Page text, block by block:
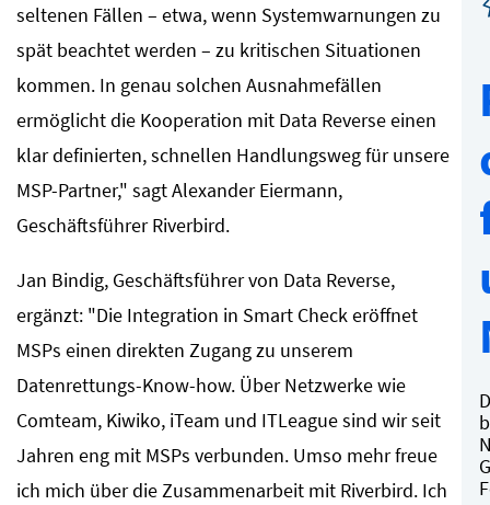
seltenen Fällen – etwa, wenn Systemwarnungen zu
spät beachtet werden – zu kritischen Situationen
kommen. In genau solchen Ausnahmefällen
ermöglicht die Kooperation mit Data Reverse einen
klar definierten, schnellen Handlungsweg für unsere
MSP-Partner," sagt Alexander Eiermann,
Geschäftsführer Riverbird.
Jan Bindig, Geschäftsführer von Data Reverse,
ergänzt: "Die Integration in Smart Check eröffnet
MSPs einen direkten Zugang zu unserem
Datenrettungs-Know-how. Über Netzwerke wie
Comteam, Kiwiko, iTeam und ITLeague sind wir seit
Jahren eng mit MSPs verbunden. Umso mehr freue
ich mich über die Zusammenarbeit mit Riverbird. Ich